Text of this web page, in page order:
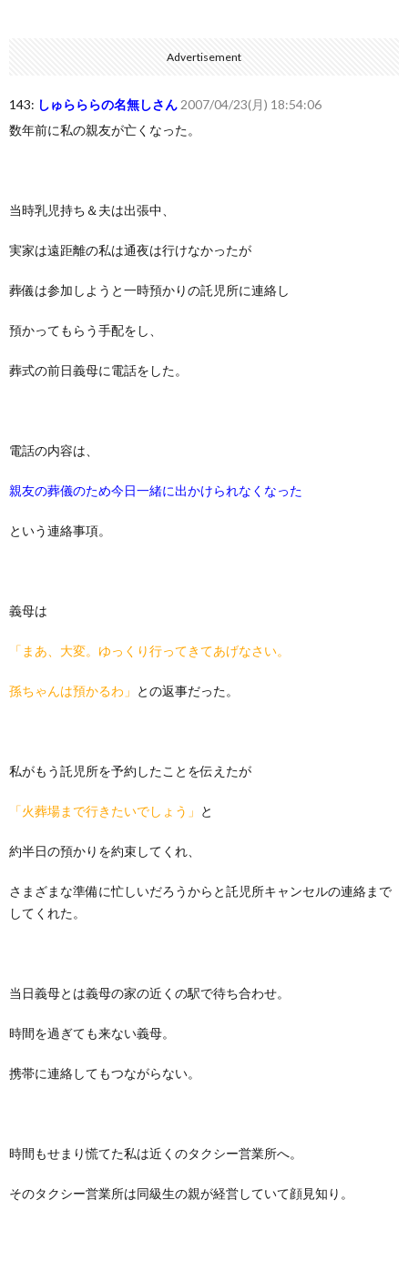
Advertisement
143: しゅらららの名無しさん 2007/04/23(月) 18:54:06
数年前に私の親友が亡くなった。
当時乳児持ち＆夫は出張中、
実家は遠距離の私は通夜は行けなかったが
葬儀は参加しようと一時預かりの託児所に連絡し
預かってもらう手配をし、
葬式の前日義母に電話をした。
電話の内容は、
親友の葬儀のため今日一緒に出かけられなくなった
という連絡事項。
義母は
「まあ、大変。ゆっくり行ってきてあげなさい。
孫ちゃんは預かるわ」 との返事だった。
私がもう託児所を予約したことを伝えたが
「火葬場まで行きたいでしょう」 と
約半日の預かりを約束してくれ、
さまざまな準備に忙しいだろうからと託児所キャンセルの連絡まで
してくれた。
当日義母とは義母の家の近くの駅で待ち合わせ。
時間を過ぎても来ない義母。
携帯に連絡してもつながらない。
時間もせまり慌てた私は近くのタクシー営業所へ。
そのタクシー営業所は同級生の親が経営していて顔見知り。